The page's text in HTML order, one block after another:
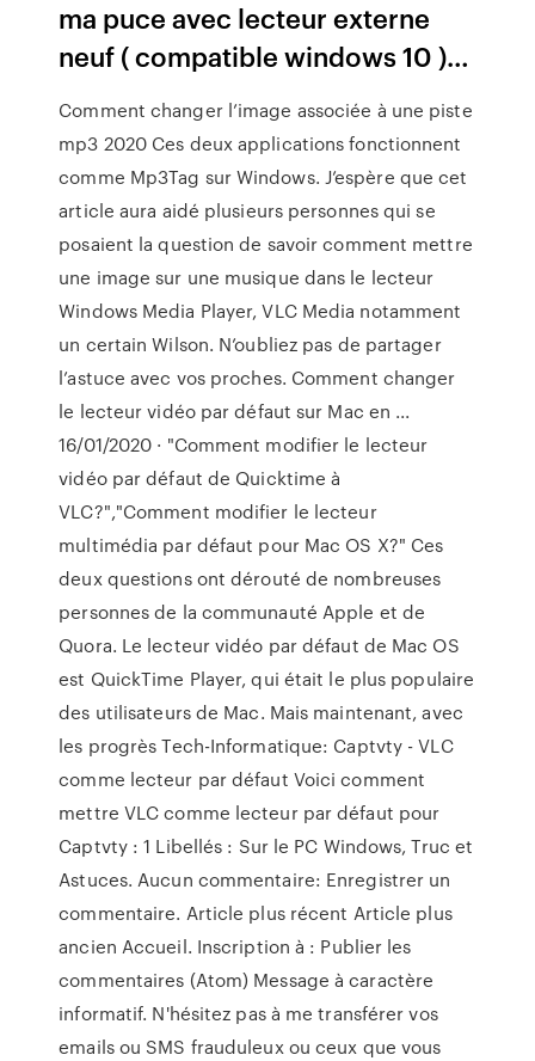
ma puce avec lecteur externe
neuf ( compatible windows 10 )…
Comment changer l’image associée à une piste
mp3 2020 Ces deux applications fonctionnent
comme Mp3Tag sur Windows. J’espère que cet
article aura aidé plusieurs personnes qui se
posaient la question de savoir comment mettre
une image sur une musique dans le lecteur
Windows Media Player, VLC Media notamment
un certain Wilson. N’oubliez pas de partager
l’astuce avec vos proches. Comment changer
le lecteur vidéo par défaut sur Mac en ...
16/01/2020 · "Comment modifier le lecteur
vidéo par défaut de Quicktime à
VLC?","Comment modifier le lecteur
multimédia par défaut pour Mac OS X?" Ces
deux questions ont dérouté de nombreuses
personnes de la communauté Apple et de
Quora. Le lecteur vidéo par défaut de Mac OS
est QuickTime Player, qui était le plus populaire
des utilisateurs de Mac. Mais maintenant, avec
les progrès Tech-Informatique: Captvty - VLC
comme lecteur par défaut Voici comment
mettre VLC comme lecteur par défaut pour
Captvty : 1 Libellés : Sur le PC Windows, Truc et
Astuces. Aucun commentaire: Enregistrer un
commentaire. Article plus récent Article plus
ancien Accueil. Inscription à : Publier les
commentaires (Atom) Message à caractère
informatif. N'hésitez pas à me transférer vos
emails ou SMS frauduleux ou ceux que vous